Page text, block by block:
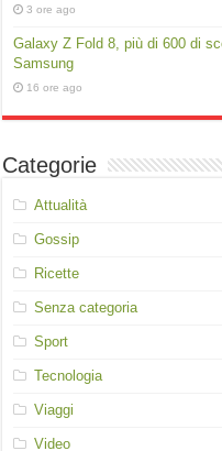
3 ore ago
Galaxy Z Fold 8, più di 600 di
Samsung
16 ore ago
Categorie
Attualità
Gossip
Ricette
Senza categoria
Sport
Tecnologia
Viaggi
Video